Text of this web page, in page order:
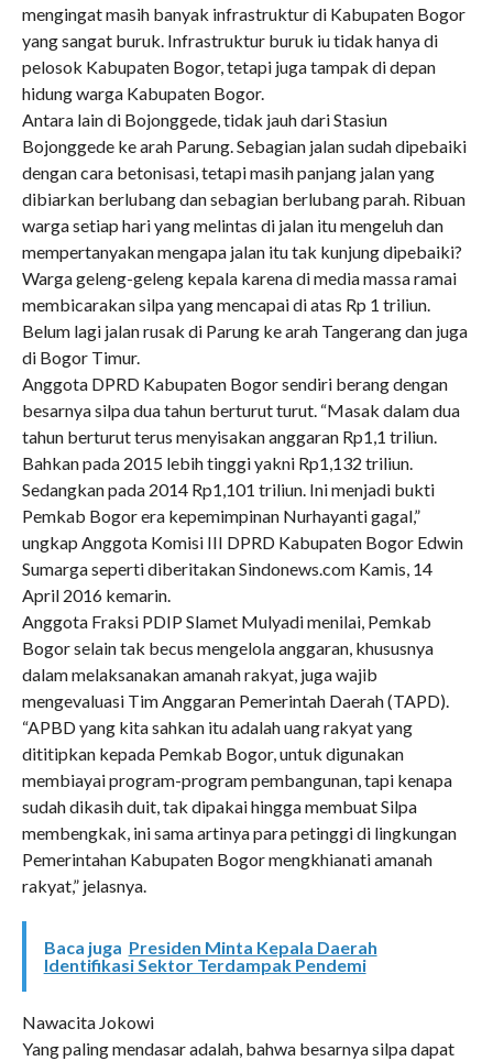
mengingat masih banyak infrastruktur di Kabupaten Bogor
yang sangat buruk. Infrastruktur buruk iu tidak hanya di
pelosok Kabupaten Bogor, tetapi juga tampak di depan
hidung warga Kabupaten Bogor.
Antara lain di Bojonggede, tidak jauh dari Stasiun
Bojonggede ke arah Parung. Sebagian jalan sudah dipebaiki
dengan cara betonisasi, tetapi masih panjang jalan yang
dibiarkan berlubang dan sebagian berlubang parah. Ribuan
warga setiap hari yang melintas di jalan itu mengeluh dan
mempertanyakan mengapa jalan itu tak kunjung dipebaiki?
Warga geleng-geleng kepala karena di media massa ramai
membicarakan silpa yang mencapai di atas Rp 1 triliun.
Belum lagi jalan rusak di Parung ke arah Tangerang dan juga
di Bogor Timur.
Anggota DPRD Kabupaten Bogor sendiri berang dengan
besarnya silpa dua tahun berturut turut. “Masak dalam dua
tahun berturut terus menyisakan anggaran Rp1,1 triliun.
Bahkan pada 2015 lebih tinggi yakni Rp1,132 triliun.
Sedangkan pada 2014 Rp1,101 triliun. Ini menjadi bukti
Pemkab Bogor era kepemimpinan Nurhayanti gagal,”
ungkap Anggota Komisi III DPRD Kabupaten Bogor Edwin
Sumarga seperti diberitakan Sindonews.com Kamis, 14
April 2016 kemarin.
Anggota Fraksi PDIP Slamet Mulyadi menilai, Pemkab
Bogor selain tak becus mengelola anggaran, khususnya
dalam melaksanakan amanah rakyat, juga wajib
mengevaluasi Tim Anggaran Pemerintah Daerah (TAPD).
“APBD yang kita sahkan itu adalah uang rakyat yang
dititipkan kepada Pemkab Bogor, untuk digunakan
membiayai program-program pembangunan, tapi kenapa
sudah dikasih duit, tak dipakai hingga membuat Silpa
membengkak, ini sama artinya para petinggi di lingkungan
Pemerintahan Kabupaten Bogor mengkhianati amanah
rakyat,” jelasnya.
Baca juga Presiden Minta Kepala Daerah
Identifikasi Sektor Terdampak Pendemi
Nawacita Jokowi
Yang paling mendasar adalah, bahwa besarnya silpa dapat